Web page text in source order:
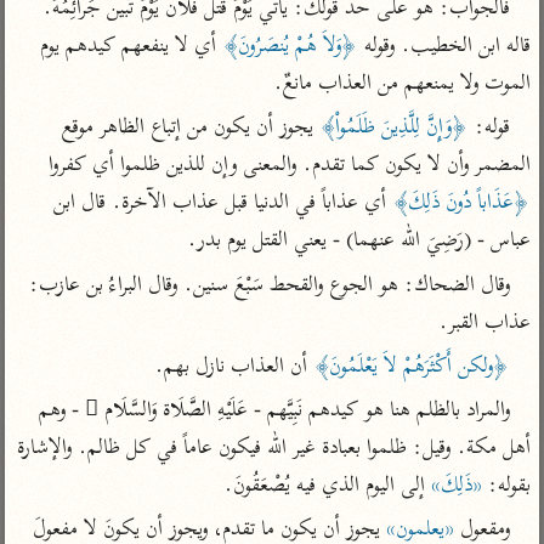
تفسير السمرقندي
تفسير الثعلبي
تفسير أبي السعود
الكشاف للزمخشري
الدر المنثور
تفسير ابن أبي حاتم
تفسير قتادة
اشترك لتصلك أخبار مشاريعنا
راسلنا •تليجرام •تويتر
تعليمات•عن الباحث القرآني
قاله ابن الخطيب. وقوله ﴿وَلاَ هُمْ يُنصَرُونَ﴾
الموت ولا يمنعهم من العذاب مانعٌ.
قوله: ﴿وَإِنَّ لِلَّذِينَ ظَلَمُواْ﴾
المضمر وأن لا يكون كما تقدم. والمعنى وإن للذين ظلموا أي كفروا
﴿عَذَاباً دُونَ ذَلِكَ﴾
عباس - (رَضِيَ الله عنهما) - يعني القتل يوم بدر.
عذاب القبر.
﴿ولكن أَكْثَرَهُمْ لاَ يَعْلَمُونَ﴾ أن العذاب نازل بهم.
بقوله: «ذَلِكَ» إلى اليوم الذي فيه يُصْعَقُونَ.
ومقعول «يعلمون»